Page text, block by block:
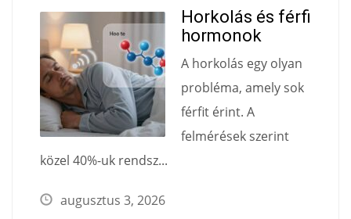
Horkolás és férfi
hormonok
A horkolás egy olyan
probléma, amely sok
férfit érint. A
felmérések szerint
közel 40%-uk rendsz...
augusztus 3, 2026